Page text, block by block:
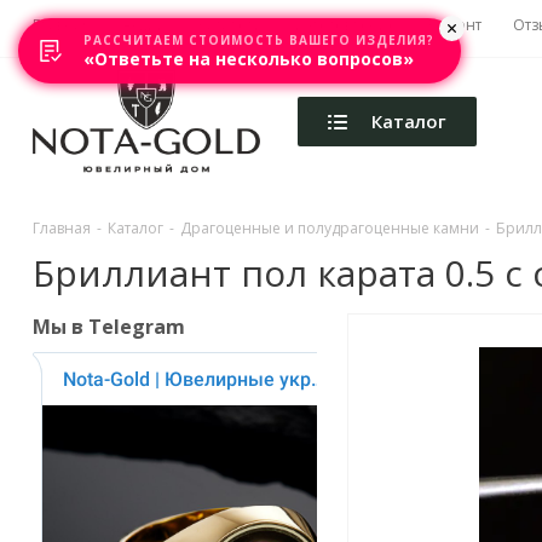
Главная Акции Каталоги Изготовление Ремонт
Каталог
Главная - Каталог - Драгоценные и полудрагоценные камни -
Бриллиант пол карата 0.5
Мы в Telegram
РАССЧИТАЕМ СТОИМОСТЬ ВАШЕГО ИЗДЕЛИЯ?
«Ответьте на несколько вопросов»